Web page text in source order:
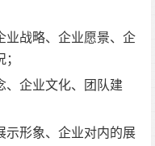
业战略、企业愿景、企
、企业文化、团队建
示形象、企业对内的展